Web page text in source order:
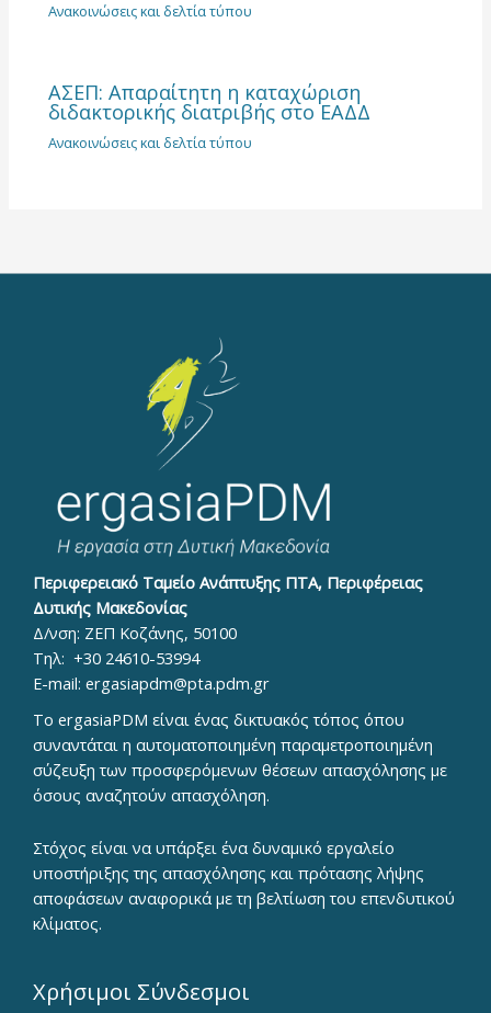
Ανακοινώσεις και δελτία τύπου
ΑΣΕΠ: Απαραίτητη η καταχώριση
διδακτορικής διατριβής στο ΕΑΔΔ
Ανακοινώσεις και δελτία τύπου
Περιφερειακό Ταμείο Ανάπτυξης ΠΤΑ, Περιφέρειας
Δυτικής Μακεδονίας
Δ/νση: ΖΕΠ Κοζάνης, 50100
Τηλ: +30 24610-53994
E-mail: ergasiapdm@pta.pdm.gr
To ergasiaPDM είναι ένας δικτυακός τόπος όπου
συναντάται η αυτοματοποιημένη παραμετροποιημένη
σύζευξη των προσφερόμενων θέσεων απασχόλησης με
όσους αναζητούν απασχόληση.
Στόχος είναι να υπάρξει ένα δυναμικό εργαλείο
υποστήριξης της απασχόλησης και πρότασης λήψης
αποφάσεων αναφορικά με τη βελτίωση του επενδυτικού
κλίματος.
Χρήσιμοι Σύνδεσμοι